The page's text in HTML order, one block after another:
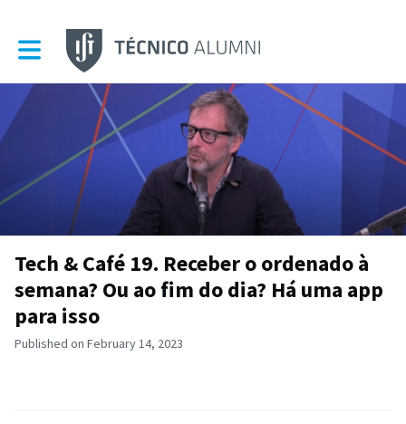
Toggle main navigation
Tech & Café 19. Receber o ordenado à
semana? Ou ao fim do dia? Há uma app
para isso
Published on February 14, 2023